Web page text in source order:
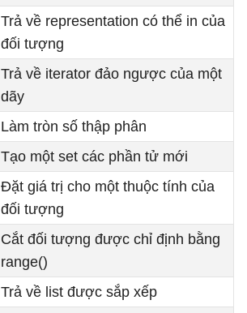
Trả về representation có thể in của
đối tượng
Trả về iterator đảo ngược của một
dãy
Làm tròn số thập phân
Tạo một set các phần tử mới
Đặt giá trị cho một thuộc tính của
đối tượng
Cắt đối tượng được chỉ định bằng
range()
Trả về list được sắp xếp